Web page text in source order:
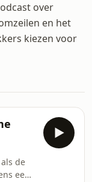
over
en het
kiezen voor
de
een